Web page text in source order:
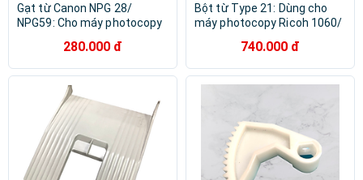
Gạt từ Canon NPG 28/
NPG59: Cho máy photocopy
2020 / 2018 / 2022 / 2025 /
2030 / 2318L / 2320 / 2420 /
2204 / 2006 / 2206/ 2425
Hàng nhập khẩu )
280.000 đ
Bột từ Type 21: Dùng cho
máy photocopy Ricoh 1060/
7500/ 8000/ 6001/
8001/9001/ 6002/
740.000 đ